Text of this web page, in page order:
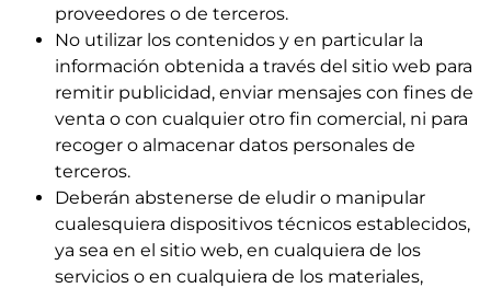
proveedores o de terceros.
No utilizar los contenidos y en particular la
información obtenida a través del sitio web para
remitir publicidad, enviar mensajes con fines de
venta o con cualquier otro fin comercial, ni para
recoger o almacenar datos personales de
terceros.
Deberán abstenerse de eludir o manipular
cualesquiera dispositivos técnicos establecidos,
ya sea en el sitio web, en cualquiera de los
servicios o en cualquiera de los materiales,